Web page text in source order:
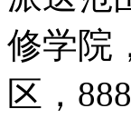
修学院
区，